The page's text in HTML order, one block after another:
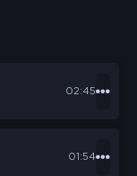
02:45
01:54